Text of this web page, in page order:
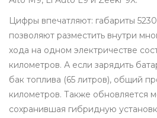
Цифры впечатляют: габариты
позволяют разместить внутри
хода на одном электричестве
километров. А если зарядить
бак топлива (65 литров), общий
километров. Также обновляется
сохранившая гибридную